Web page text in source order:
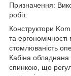
Призначення:
робіт.
Конструктори
та
стомлюваність
Кабіна
спинкою, що